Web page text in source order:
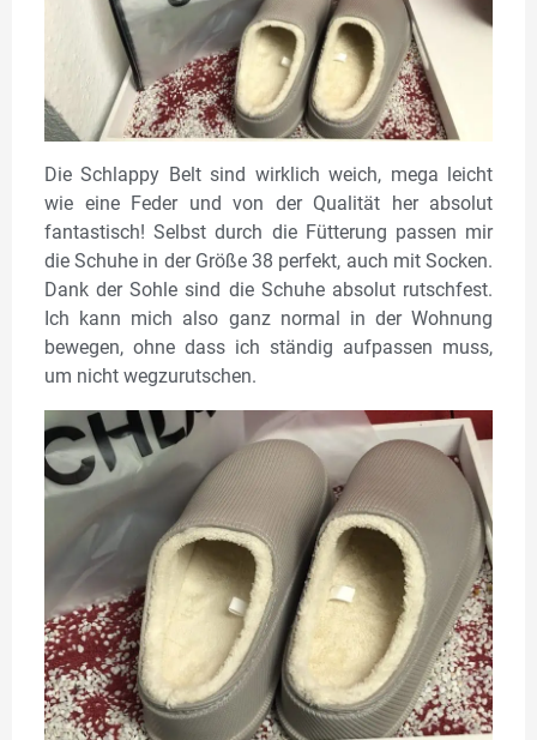
Die Schlappy Belt sind wirklich weich, mega leicht
wie eine Feder und von der Qualität her absolut
fantastisch! Selbst durch die Fütterung passen mir
die Schuhe in der Größe 38 perfekt, auch mit Socken.
Dank der Sohle sind die Schuhe absolut rutschfest.
Ich kann mich also ganz normal in der Wohnung
bewegen, ohne dass ich ständig aufpassen muss,
um nicht wegzurutschen.